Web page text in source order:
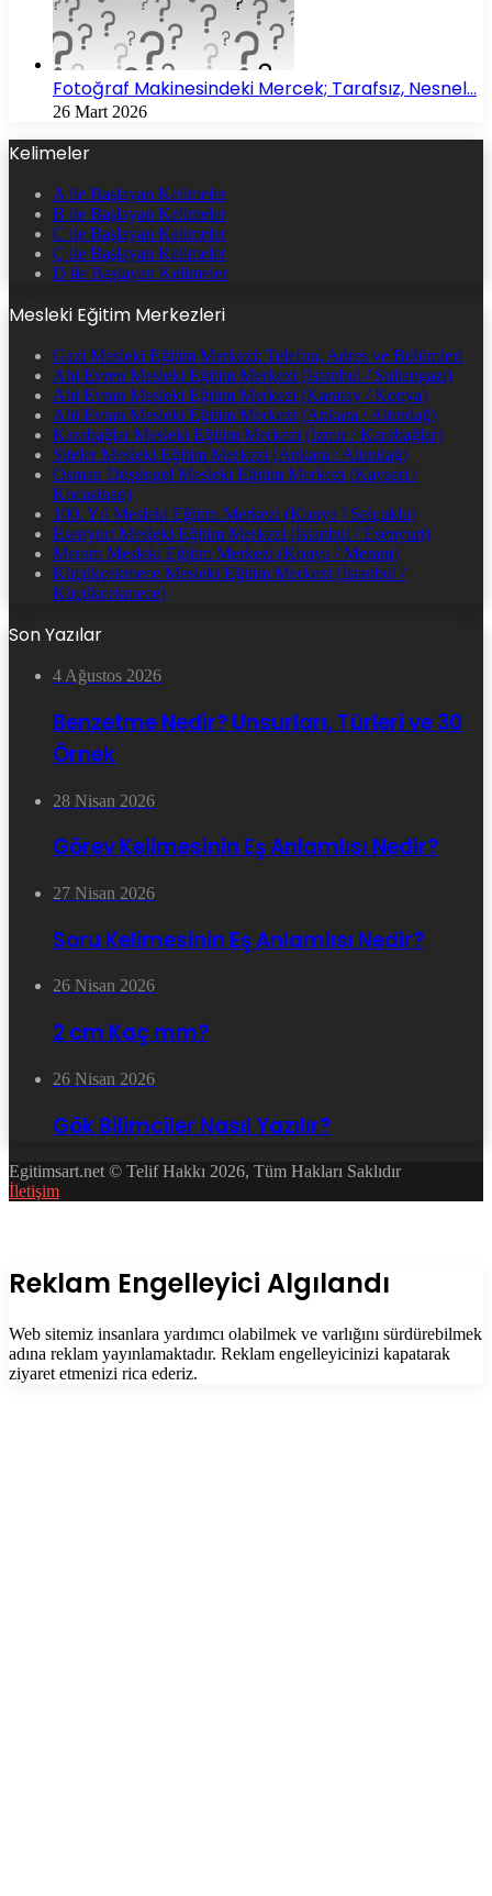
Fotoğraf Makinesindeki Mercek; Tarafsız, Nesnel…
26 Mart 2026
Kelimeler
A ile Başlayan Kelimeler
B ile Başlayan Kelimeler
C ile Başlayan Kelimeler
Ç ile Başlayan Kelimeler
D ile Başlayan Kelimeler
Mesleki Eğitim Merkezleri
Gazi Mesleki Eğitim Merkezi: Telefon, Adres ve Bölümleri
Ahi Evren Mesleki Eğitim Merkezi (İstanbul / Sultangazi)
Ahi Evran Mesleki Eğitim Merkezi (Karatay / Konya)
Ahi Evran Mesleki Eğitim Merkezi (Ankara / Altındağ)
Karabağlar Mesleki Eğitim Merkezi (İzmir / Karabağlar)
Siteler Mesleki Eğitim Merkezi (Ankara / Altındağ)
Osman Düşüngel Mesleki Eğitim Merkezi (Kayseri /
Kocasinan)
100. Yıl Mesleki Eğitim Merkezi (Konya / Selçuklu)
Esenyurt Mesleki Eğitim Merkezi (İstanbul / Esenyurt)
Meram Mesleki Eğitim Merkezi (Konya / Meram)
Küçükçekmece Mesleki Eğitim Merkezi (İstanbul /
Küçükçekmece)
Son Yazılar
4 Ağustos 2026
Benzetme Nedir? Unsurları, Türleri ve 30
Örnek
28 Nisan 2026
Görev Kelimesinin Eş Anlamlısı Nedir?
27 Nisan 2026
Soru Kelimesinin Eş Anlamlısı Nedir?
26 Nisan 2026
2 cm Kaç mm?
26 Nisan 2026
Gök Bilimciler Nasıl Yazılır?
Egitimsart.net © Telif Hakkı 2026, Tüm Hakları Saklıdır
İletişim
Kapalı
Reklam Engelleyici Algılandı
Web sitemiz insanlara yardımcı olabilmek ve varlığını sürdürebilmek
adına reklam yayınlamaktadır. Reklam engelleyicinizi kapatarak
ziyaret etmenizi rica ederiz.